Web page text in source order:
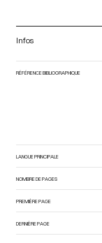
Infos
RÉFÉRENCE BIBLIOGRAPHIQUE
LANGUE PRINCIPALE
NOMBRE DE PAGES
PREMIÈRE PAGE
DERNIÈRE PAGE